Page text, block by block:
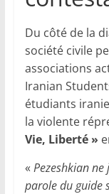
Du côté de la
société civile
associations
Iranian
étudiants
la violente
Vie, Liberté »
« Pezeshkian ne
parole du guide